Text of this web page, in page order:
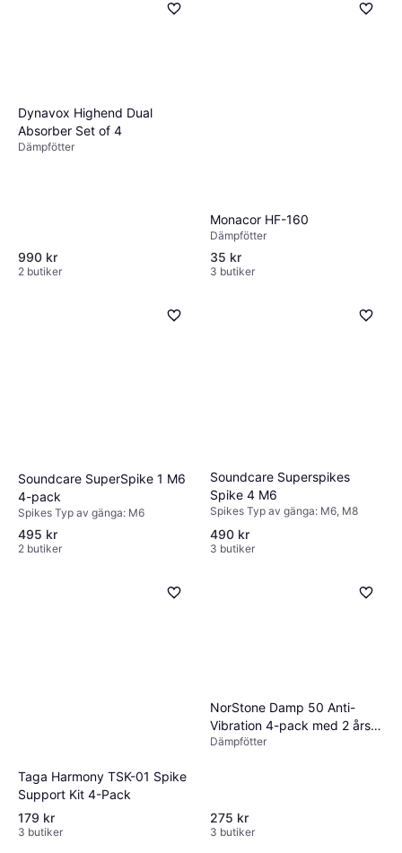
Dynavox Highend Dual
Absorber Set of 4
Dämpfötter
990 kr
2 butiker
Monacor HF-160
Dämpfötter
35 kr
3 butiker
Soundcare SuperSpike 1 M6
4-pack
Spikes Typ av gänga: M6
495 kr
2 butiker
Soundcare Superspikes
Spike 4 M6
Spikes Typ av gänga: M6, M8
490 kr
3 butiker
Taga Harmony TSK-01 Spike
Support Kit 4-Pack
179 kr
3 butiker
NorStone Damp 50 Anti-
Vibration 4-pack med 2 års
garanti Svart
Dämpfötter
275 kr
3 butiker